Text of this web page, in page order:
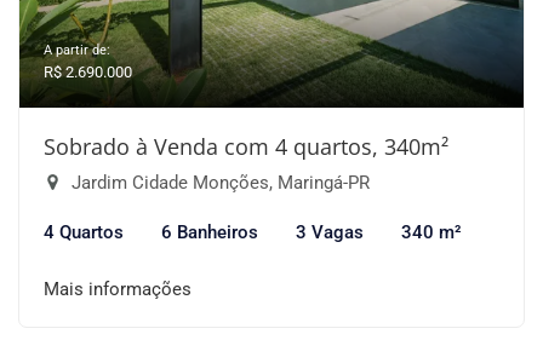
A partir de:
R$ 2.690.000
Sobrado à Venda com 4 quartos, 340m²
Jardim Cidade Monções, Maringá-PR
4 Quartos 6 Banheiros 3 Vagas 340 m²
Mais informações